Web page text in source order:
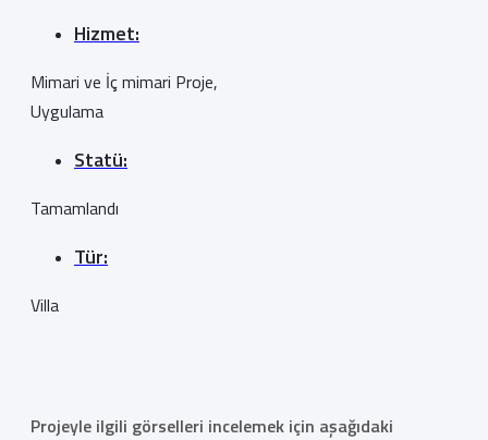
Hizmet:
Mimari ve İç mimari Proje,
Uygulama
Statü:
Tamamlandı
Tür:
Villa
Projeyle ilgili görselleri incelemek için aşağıdaki